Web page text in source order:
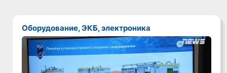
Оборудование, ЭКБ, электроника